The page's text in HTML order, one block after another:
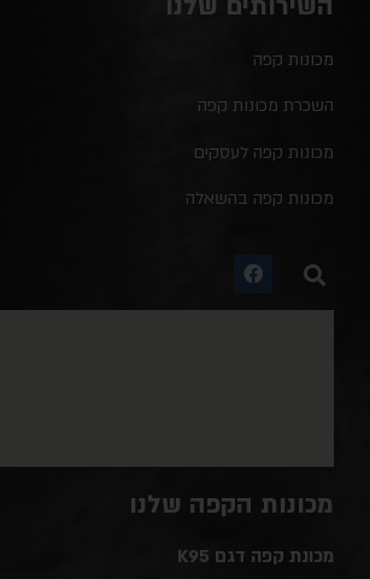
מכונות קפה
השכרת מכונות קפה
מכונות קפה לעסקים
מכונות קפה בהשאלה
מכונות הקפה שלנו
מכונת קפה דגם K95